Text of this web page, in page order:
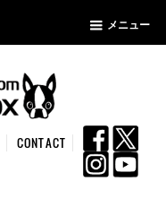
メニュー
CONTACT